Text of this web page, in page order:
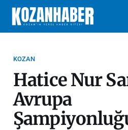
KOZAN
Hatice Nur
Avrupa